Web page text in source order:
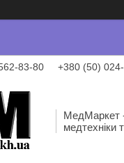
83-80 +380 (50)
МедМаркет -
медтехніки